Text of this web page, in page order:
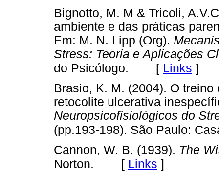
Bignotto, M. M & Tricoli,
ambiente e das práticas
Em: M. N. Lipp (Org).
Stress: Teoria e Aplicações
do Psicólogo. [ Links ]
Brasio, K. M. (2004). O
retocolite ulcerativa
Neuropsicofisiológicos do
(pp.193-198). São Paulo:
Cannon, W. B. (1939). The
Norton. [ Links ]